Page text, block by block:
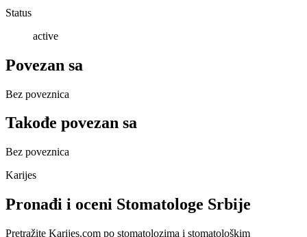
Status
active
Povezan sa
Bez poveznica
Takođe povezan sa
Bez poveznica
Karijes
Pronađi i oceni Stomatologe Srbije
Pretražite Karijes.com po stomatolozima i stomatološkim